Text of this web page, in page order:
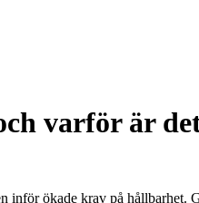
varför är
inför ökade krav på